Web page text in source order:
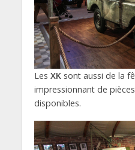
Les XKsont aussi de la
impressionnant de
disponibles.